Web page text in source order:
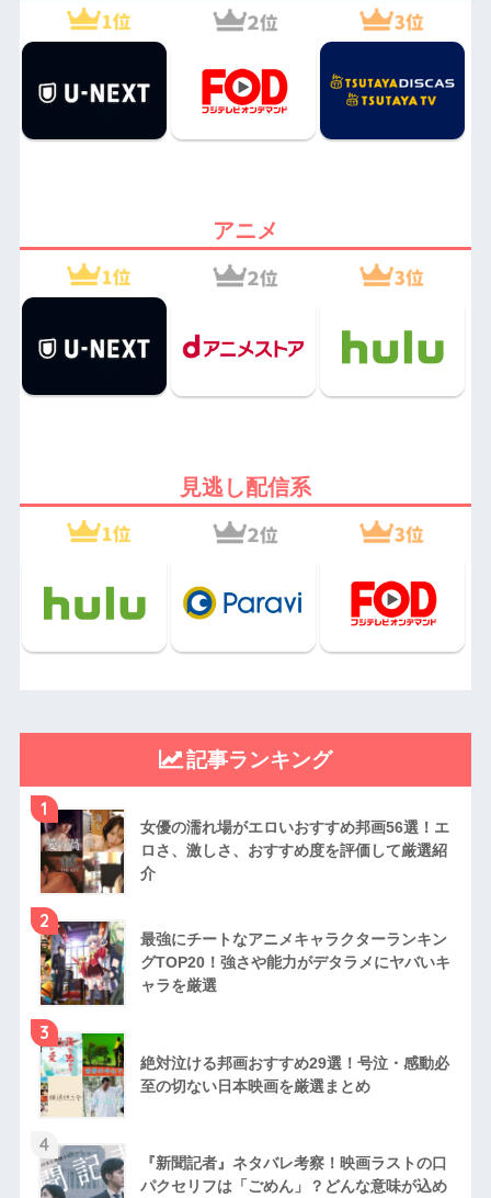
アニメ
見逃し配信系
記事ランキング
1
女優の濡れ場がエロいおすすめ邦画56選！エ
ロさ、激しさ、おすすめ度を評価して厳選紹
介
2
最強にチートなアニメキャラクターランキン
グTOP20！強さや能力がデタラメにヤバいキ
ャラを厳選
3
絶対泣ける邦画おすすめ29選！号泣・感動必
至の切ない日本映画を厳選まとめ
4
『新聞記者』ネタバレ考察！映画ラストの口
パクセリフは「ごめん」？どんな意味が込め